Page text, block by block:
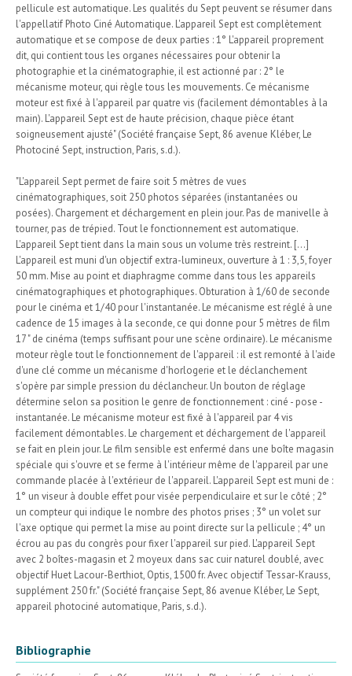
pellicule est automatique. Les qualités du Sept peuvent se résumer dans
l'appellatif Photo Ciné Automatique. L'appareil Sept est complètement
automatique et se compose de deux parties : 1° L'appareil proprement
dit, qui contient tous les organes nécessaires pour obtenir la
photographie et la cinématographie, il est actionné par : 2° le
mécanisme moteur, qui règle tous les mouvements. Ce mécanisme
moteur est fixé à l'appareil par quatre vis (facilement démontables à la
main). L'appareil Sept est de haute précision, chaque pièce étant
soigneusement ajusté" (Société française Sept, 86 avenue Kléber, Le
Photociné Sept, instruction, Paris, s.d.).
"L'appareil Sept permet de faire soit 5 mètres de vues
cinématographiques, soit 250 photos séparées (instantanées ou
posées). Chargement et déchargement en plein jour. Pas de manivelle à
tourner, pas de trépied. Tout le fonctionnement est automatique.
L'appareil Sept tient dans la main sous un volume très restreint. [...]
L'appareil est muni d'un objectif extra-lumineux, ouverture à 1 : 3,5, foyer
50 mm. Mise au point et diaphragme comme dans tous les appareils
cinématographiques et photographiques. Obturation à 1/60 de seconde
pour le cinéma et 1/40 pour l'instantanée. Le mécanisme est réglé à une
cadence de 15 images à la seconde, ce qui donne pour 5 mètres de film
17 " de cinéma (temps suffisant pour une scène ordinaire). Le mécanisme
moteur règle tout le fonctionnement de l'appareil : il est remonté à l'aide
d'une clé comme un mécanisme d'horlogerie et le déclanchement
s'opère par simple pression du déclancheur. Un bouton de réglage
détermine selon sa position le genre de fonctionnement : ciné - pose -
instantanée. Le mécanisme moteur est fixé à l'appareil par 4 vis
facilement démontables. Le chargement et déchargement de l'appareil
se fait en plein jour. Le film sensible est enfermé dans une boîte magasin
spéciale qui s'ouvre et se ferme à l'intérieur même de l'appareil par une
commande placée à l'extérieur de l'appareil. L'appareil Sept est muni de :
1° un viseur à double effet pour visée perpendiculaire et sur le côté ; 2°
un compteur qui indique le nombre des photos prises ; 3° un volet sur
l'axe optique qui permet la mise au point directe sur la pellicule ; 4° un
écrou au pas du congrès pour fixer l'appareil sur pied. L'appareil Sept
avec 2 boîtes-magasin et 2 moyeux dans sac cuir naturel doublé, avec
objectif Huet Lacour-Berthiot, Optis, 1500 fr. Avec objectif Tessar-Krauss,
supplément 250 fr." (Société française Sept, 86 avenue Kléber, Le Sept,
appareil photociné automatique, Paris, s.d.).
Bibliographie